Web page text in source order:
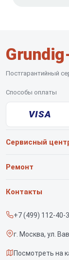
Постгарантийный
Способы оплаты
VISA
Сервисный
О нашем сервисе
Срочный ремонт
Доставка и
Диагностика
Ремонт
Роботов-пылесосов
Контакты
+7 (499) 112-40-
г. Москва, ул.
Посмотреть на